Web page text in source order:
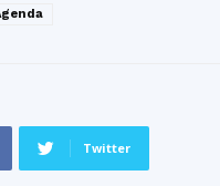
Twitter